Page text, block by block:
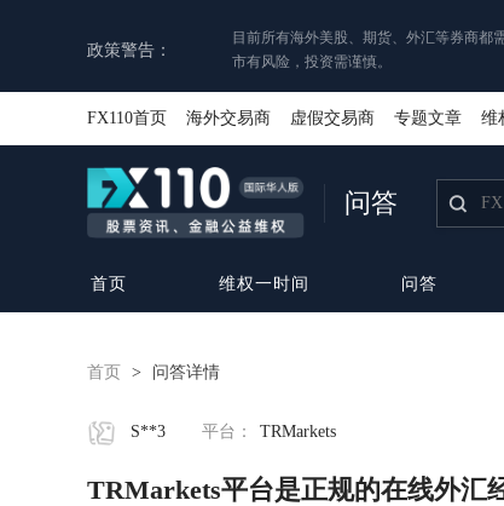
政策警告：
目前所有海外美股、期货、外汇等券商都
市有风险，投资需谨慎。
FX110首页 海外交易商 虚假交易商 专题文章 维
问答
首页 维权一时间 问答
首页 > 问答详情
S**3 平台： TRMarkets
TRMarkets平台是正规的在线外汇